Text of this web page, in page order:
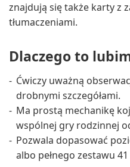
znajdują się także karty z
tłumaczeniami.
Dlaczego to
Ćwiczy uważną
drobnymi szczegółami.
Ma prostą mechanikę
wspólnej gry rodzinnej
Pozwala dopasować
albo pełnego zestawu